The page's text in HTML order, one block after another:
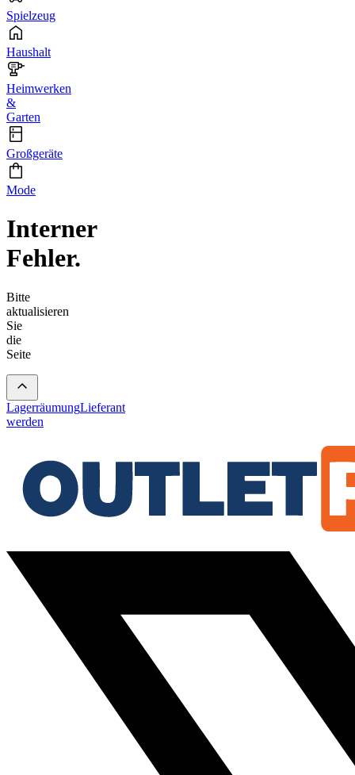
Spielzeug
Haushalt
Heimwerken
&
Garten
Großgeräte
Mode
Interner
Fehler.
Bitte
aktualisieren
Sie
die
Seite
LagerräumungLieferant
werden